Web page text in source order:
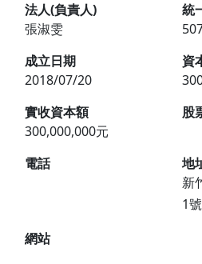
法人(負責人)
張淑雯
統
成立日期
2018/07/20
資
實收資本額
300,000,000元
股
電話
地
新
1
網站